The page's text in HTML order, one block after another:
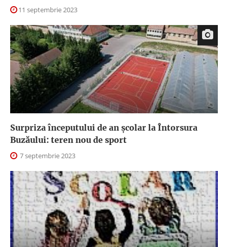
11 septembrie 2023
Surpriza începutului de an școlar la Întorsura
Buzăului: teren nou de sport
7 septembrie 2023